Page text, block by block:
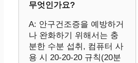
무엇인가요?
A: 안구건조증을 예방하거
나 완화하기 위해서는 충
분한 수분 섭취, 컴퓨터 사
용 시 20-20-20 규칙(20분